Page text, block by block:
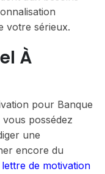
votre sérieux.
À
pour Banque
possédez
une
encore du
de motivation